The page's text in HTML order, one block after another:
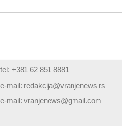
tel: +381 62 851 8881
e-mail: redakcija@vranjenews.rs
e-mail:vranjenews@gmail.com